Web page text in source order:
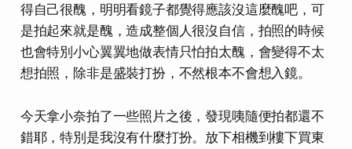
得自己很醜，明明看鏡子都覺得應該沒這麼醜吧，可
是拍起來就是醜，造成整個人很沒自信，拍照的時候
也會特別小心翼翼地做表情只怕拍太醜，會變得不太
想拍照，除非是盛裝打扮，不然根本不會想入鏡。
今天拿小奈拍了一些照片之後，發現咦隨便拍都還不
錯耶，特別是我沒有什麼打扮。放下相機到樓下買東